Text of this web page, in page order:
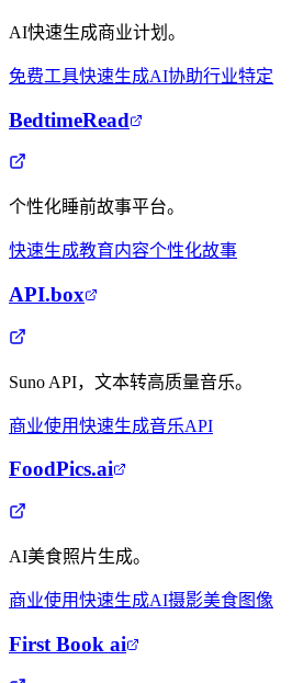
AI快速生成商业计划。
免费工具快速生成AI协助行业特定
BedtimeRead
个性化睡前故事平台。
快速生成教育内容个性化故事
API.box
Suno API，文本转高质量音乐。
商业使用快速生成音乐API
FoodPics.ai
AI美食照片生成。
商业使用快速生成AI摄影美食图像
First Book ai